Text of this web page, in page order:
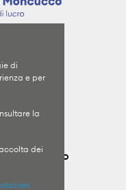
con noi
Moncucco
di
e per
la
dei